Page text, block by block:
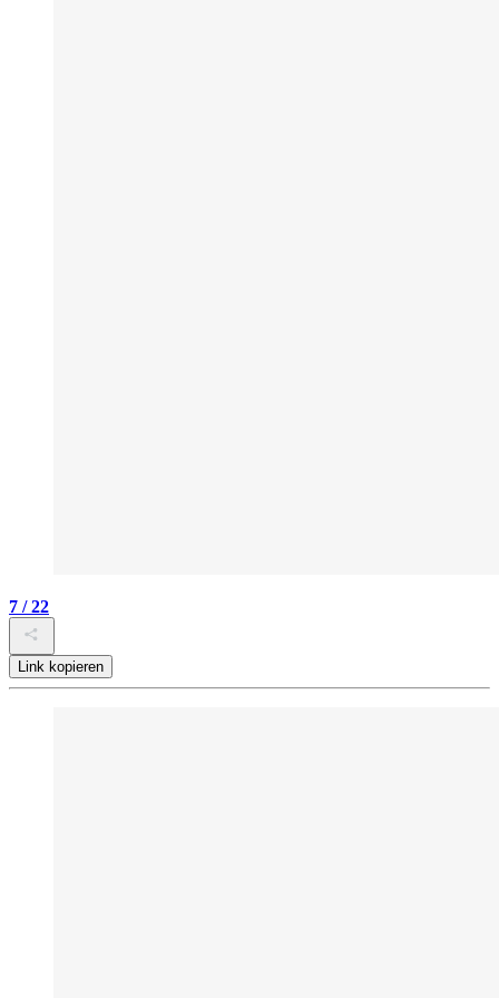
7 / 22
Link kopieren